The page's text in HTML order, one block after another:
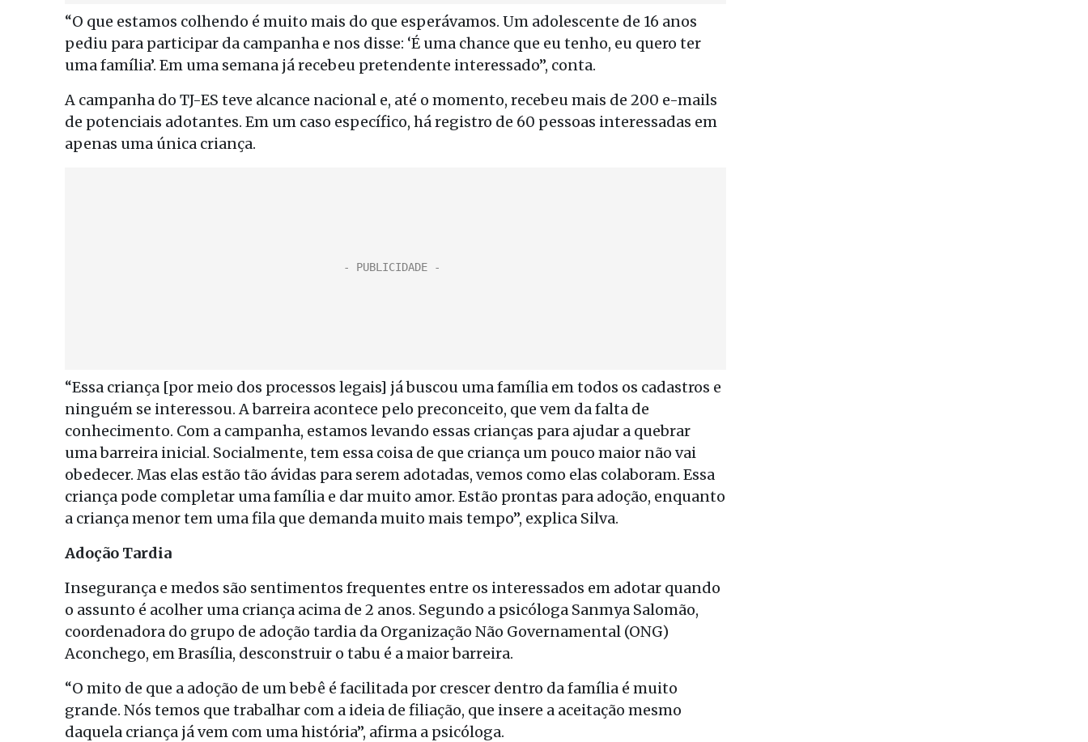
“O que estamos colhendo é muito mais do que esperávamos. Um adolescente de 16 anos
pediu para participar da campanha e nos disse: ‘É uma chance que eu tenho, eu quero ter
uma família’. Em uma semana já recebeu pretendente interessado”, conta.
A campanha do TJ-ES teve alcance nacional e, até o momento, recebeu mais de 200 e-mails
de potenciais adotantes. Em um caso específico, há registro de 60 pessoas interessadas em
apenas uma única criança.
“Essa criança [por meio dos processos legais] já buscou uma família em todos os cadastros e
ninguém se interessou. A barreira acontece pelo preconceito, que vem da falta de
conhecimento. Com a campanha, estamos levando essas crianças para ajudar a quebrar
uma barreira inicial. Socialmente, tem essa coisa de que criança um pouco maior não vai
obedecer. Mas elas estão tão ávidas para serem adotadas, vemos como elas colaboram. Essa
criança pode completar uma família e dar muito amor. Estão prontas para adoção, enquanto
a criança menor tem uma fila que demanda muito mais tempo”, explica Silva.
Adoção Tardia
Insegurança e medos são sentimentos frequentes entre os interessados em adotar quando
o assunto é acolher uma criança acima de 2 anos. Segundo a psicóloga Sanmya Salomão,
coordenadora do grupo de adoção tardia da Organização Não Governamental (ONG)
Aconchego, em Brasília, desconstruir o tabu é a maior barreira.
“O mito de que a adoção de um bebê é facilitada por crescer dentro da família é muito
grande. Nós temos que trabalhar com a ideia de filiação, que insere a aceitação mesmo
daquela criança já vem com uma história”, afirma a psicóloga.